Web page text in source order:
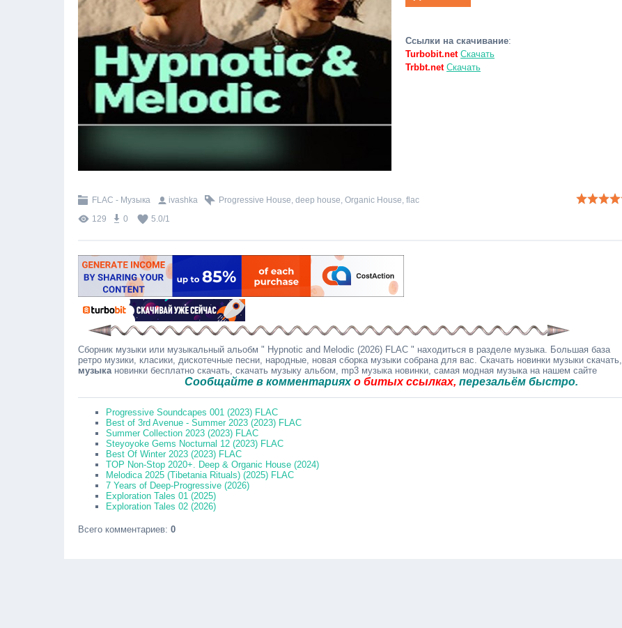
Ссылки на скачивание:
Turbobit.net Скачать
Trbbt.net Скачать
FLAC - Музыка ivashka Progressive House, deep house, Organic House, flac
129
0 5.0/1
Сборник музыки или музыкальный альобм " Hypnotic and Melodic (2026) FLAC " находиться в разделе музыка. Большая база
ретро музики, класики, дискотечные песни, народные, новая сборка музыки собрана для вас. Скачать новинки музыки скачать,
музыкановинки бесплатно скачать, скачать музыку альбом, mp3 музыка новинки, самая модная музыка на нашем сайте
Сообщайте в комментарияхо битых ссылках,перезальём быстро.
Progressive Soundcapes 001 (2023) FLAC
Best of 3rd Avenue - Summer 2023 (2023) FLAC
Summer Collection 2023 (2023) FLAC
Steyoyoke Gems Nocturnal 12 (2023) FLAC
Best Of Winter 2023 (2023) FLAC
TOP Non-Stop 2020+. Deep & Organic House (2024)
Melodica 2025 (Tibetania Rituals) (2025) FLAC
7 Years of Deep-Progressive (2026)
Exploration Tales 01 (2025)
Exploration Tales 02 (2026)
Всего комментариев: 0